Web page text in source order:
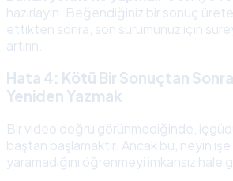
hazırlayın. Beğendiğiniz bir sonuç
ettikten sonra, son sürümünüz için
artırın.
Hata 4: Kötü Bir Sonuçtan
Yeniden Yazmak
Bir video doğru görünmediğinde,
baştan başlamaktır. Ancak bu, neyin
yaramadığını öğrenmeyi imkansız hale